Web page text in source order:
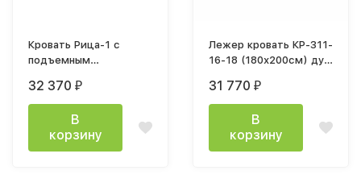
Кровать Рица-1 с
подъемным
ткань шторм 022
32 370 ₽
В
корзину
Лежер кровать КР-311-
16-18 (180х200см) дуб
14
31 770 ₽
В
корзину